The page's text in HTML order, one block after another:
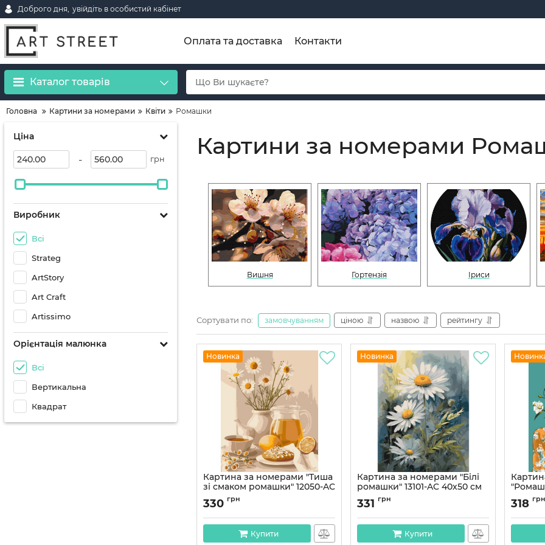
Доброго дня, увійдіть в особистий кабінет
Оплата та доставка Контакти
Каталог товарів
Головна Картини за номерами Квіти Ромашки
Ціна
- грн
Виробник
Всі
Strateg
ArtStory
Art Craft
Artissimo
Орієнтація малюнка
Всі
Вертикальна
Квадрат
Картини за номерами
Вишня Гортензія Іриси
Сортувати по: замовчуванням ціною назвою рейтингу
Новинка
Картина за номерами "Тиша
зі смаком ромашки" 12050-AC
50х40 см
Артикул:
330 грн
Купити
Новинка
Картина за номерами "Білі
ромашки" 13101-AC 40х50 см
Артикул:13101-AC
331 грн
Купити
40х50 см
Артикул:
318 грн